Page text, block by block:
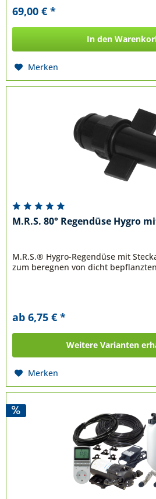
69,00 € *
In den
Merken
M.R.S. 80° Regendüse Hygro
M.R.S.® Hygro-Regendüse mit
zum beregnen von dicht
ab 6,75 € *
Weitere Varianten
Merken